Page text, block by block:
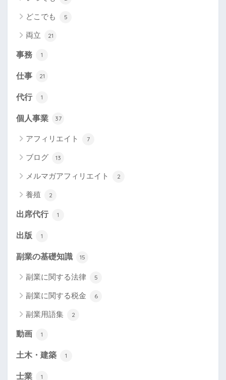
どこでも 5
両立 21
事務 1
仕事 21
代行 1
個人事業 37
アフィリエイト 7
ブログ 13
メルマガアフィリエイト 2
養殖 2
出席代行 1
出版 1
副業の基礎知識 15
副業に関する法律 5
副業に関する税金 6
副業用語集 2
動画 1
土木・建築 1
士業 1